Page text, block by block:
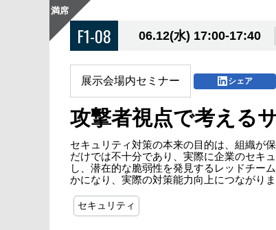
F1-08 06.12(水) 17:00-17:40
展示会場内セミナー シェア
満席
攻撃者視点で考える
セキュリティ対策の本来の目的は、組織が
だけでは不十分であり、実際に企業のセキ
し、潜在的な脆弱性を発見するレッドチー
かになり、実際の対策能力向上につながり
セキュリティ